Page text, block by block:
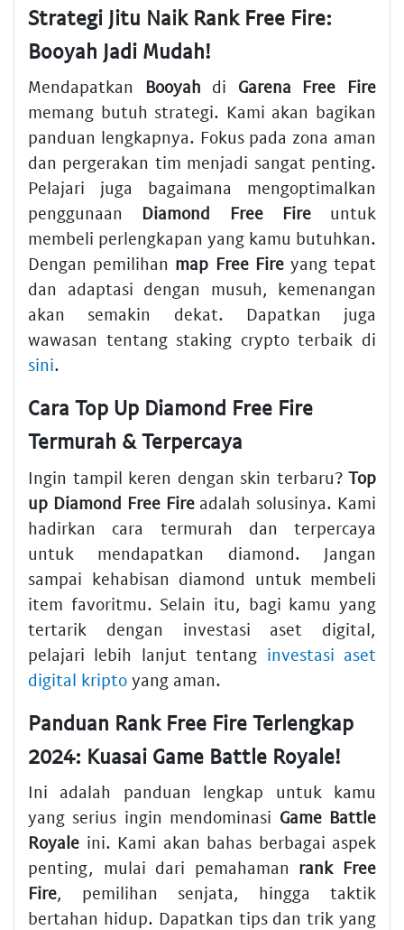
Strategi Jitu Naik Rank Free Fire:
Booyah Jadi Mudah!
Mendapatkan Booyah di Garena Free Fire
memang butuh strategi. Kami akan bagikan
panduan lengkapnya. Fokus pada zona aman
dan pergerakan tim menjadi sangat penting.
Pelajari juga bagaimana mengoptimalkan
penggunaan Diamond Free Fireuntuk
membeli perlengkapan yang kamu butuhkan.
Dengan pemilihan map Free Fireyang tepat
dan adaptasi dengan musuh, kemenangan
akan semakin dekat. Dapatkan juga
wawasan tentang staking crypto terbaik di
sini.
Cara Top Up Diamond Free Fire
Termurah & Terpercaya
Ingin tampil keren dengan skin terbaru? Top
up Diamond Free Fireadalah solusinya. Kami
hadirkan cara termurah dan terpercaya
untuk mendapatkan diamond. Jangan
sampai kehabisan diamond untuk membeli
item favoritmu. Selain itu, bagi kamu yang
tertarik dengan investasi aset digital,
pelajari lebih lanjut tentang investasi aset
digital kripto yang aman.
Panduan Rank Free Fire Terlengkap
2024: Kuasai Game Battle Royale!
Ini adalah panduan lengkap untuk kamu
yang serius ingin mendominasi Game Battle
Royale ini. Kami akan bahas berbagai aspek
penting, mulai dari pemahaman rank Free
Fire, pemilihan senjata, hingga taktik
bertahan hidup. Dapatkan tips dan trik yang